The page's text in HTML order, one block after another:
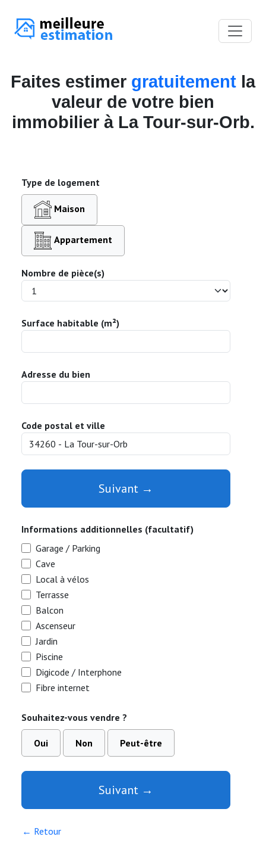
Faites estimer gratuitement la
valeur de votre bien
immobilier à La Tour-sur-Orb.
Type de logement
Maison
Appartement
Nombre de pièce(s)
Surface habitable (m²)
Adresse du bien
Code postal et ville
Suivant →
Informations additionnelles (facultatif)
Garage / Parking
Cave
Local à vélos
Terrasse
Balcon
Ascenseur
Jardin
Piscine
Digicode / Interphone
Fibre internet
Souhaitez-vous vendre ?
Oui Non Peut-être
Suivant →
← Retour